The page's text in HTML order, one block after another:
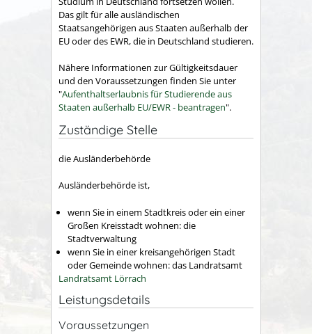
Das gilt für alle ausländischen
Staatsangehörigen aus Staaten außerhalb der
EU oder des EWR, die in Deutschland studieren.
Nähere Informationen zur Gültigkeitsdauer
und den Voraussetzungen finden Sie unter
"Aufenthaltserlaubnis für Studierende aus
Staaten außerhalb EU/EWR - beantragen".
Zuständige Stelle
die Ausländerbehörde
Ausländerbehörde ist,
wenn Sie in einem Stadtkreis oder ein einer
Großen Kreisstadt wohnen: die
Stadtverwaltung
wenn Sie in einer kreisangehörigen Stadt
oder Gemeinde wohnen: das Landratsamt
Landratsamt Lörrach
Leistungsdetails
Voraussetzungen